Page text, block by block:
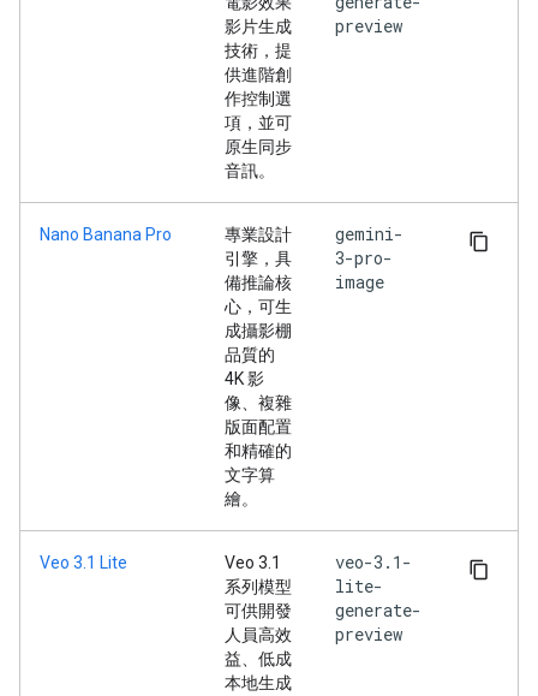
影片生成
技術，提
供進階創
作控制選
項，並可
原生同步
音訊。
preview
Nano Banana Pro
專業設計
引擎，具
備推論核
心，可生
成攝影棚
品質的
4K 影
像、複雜
版面配置
和精確的
文字算
繪。
gemini-
3-pro-
image
Veo 3.1 Lite
Veo 3.1
系列模型
可供開發
人員高效
益、低成
本地生成
veo-3.1-
lite-
generate-
preview